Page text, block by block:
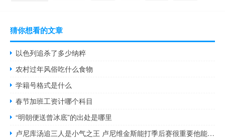
猜你想看的文章
以色列追杀了多少纳粹
农村过年风俗吃什么食物
学籍号格式是什么
春节加班工资计哪个科目
“明朝便送曾冰底”的出处是哪里
卢尼库汤追三人是小气之王 卢尼维金斯能打季后赛很重要他能抢板/得分/防对手最佳球员